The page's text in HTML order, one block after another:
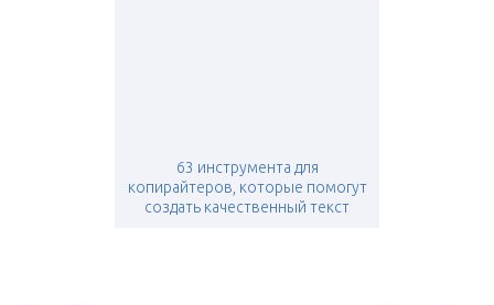
63 инструмента для
копирайтеров, которые помогут
создать качественный текст